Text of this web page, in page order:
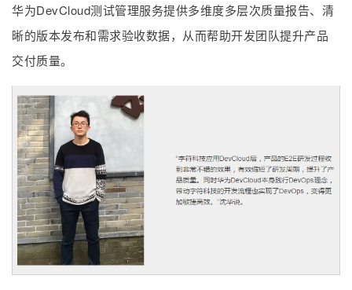
华为DevCloud测试管理服务提供多维度多层次质量报告、清
晰的版本发布和需求验收数据，从而帮助开发团队提升产品
交付质量。